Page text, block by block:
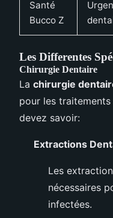
Santé
Bucco Z
Les Differentes
Chirurgie Dentaire
La chirurgie
pour les
devez savoir:
Extractions
Les
nécessaires
infectées.